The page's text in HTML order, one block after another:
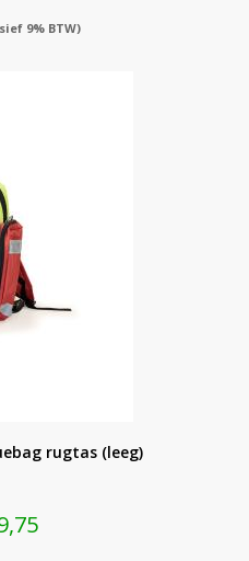
9% BTW)
rugtas (leeg)